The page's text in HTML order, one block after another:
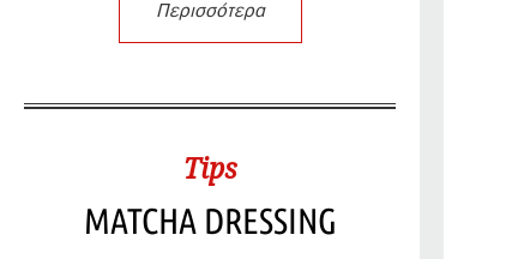
Περισσότερα
Tips
MATCHA DRESSING